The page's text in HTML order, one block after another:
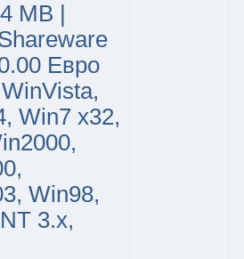
MB |
Евро
Win7 x32,
Win98,
3.x,